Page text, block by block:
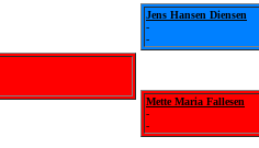
Jens Hansen Diensen
-
-
Mette Maria Fallesen
-
-